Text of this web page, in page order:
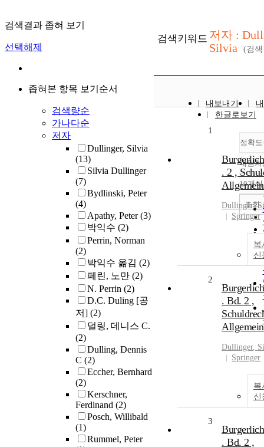
검색결과 좁혀 보기
선택해제
좁혀본 항목 보기순서
검색량순
가나다순
저자
Dullinger, Silvia
(13)
Silvia Dullinger
(7)
Bydlinski, Peter
(4)
Apathy, Peter(3)
박익수 (2)
Perrin, Norman
(2)
박익수 옮김 (2)
페린, 노만 (2)
N. Perrin (2)
D.C. Duling [공
저] (2)
덜링, 데니스 C.
(2)
Dulling, Dennis
C (2)
Eccher, Bernhard
(2)
Kerschner,
Ferdinand (2)
Posch, Willibald
(1)
Rummel, Peter
검색키워드 저자 :
Silvia
(검
내보내기
한글로보기
정확
내림차
10개
조회
1
. 2 ,
Dullinger,
Springer
복
신
2
. Bd. 2 ,
Dullinger,
Springer
복
신
3
. Bd. 2 ,